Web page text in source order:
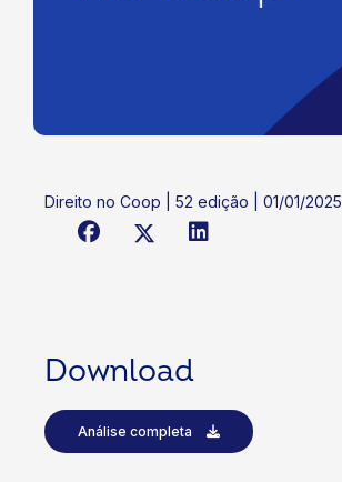
Direito no Coop | 52 edição | 01/01/2025
Download
Análise completa